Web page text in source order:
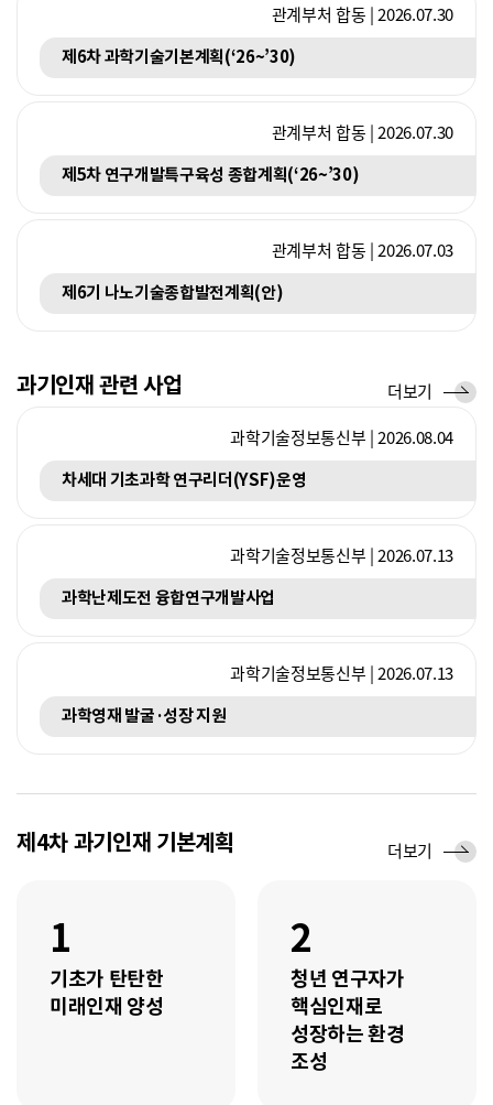
관계부처 합동 | 2026.07.30
제6차 과학기술기본계획(‘26~’30)
관계부처 합동 | 2026.07.30
제5차 연구개발특구육성 종합계획(‘26~’30)
관계부처 합동 | 2026.07.03
제6기 나노기술종합발전계획(안)
과기인재 관련 사업
과학기술정보통신부 | 2026.08.04
차세대 기초과학 연구리더(YSF)운영
과학기술정보통신부 | 2026.07.13
과학난제도전 융합연구개발사업
과학기술정보통신부 | 2026.07.13
과학영재 발굴·성장 지원
사
더보기
제4차 과기인재 기본계획
1
기초가 탄탄한
미래인재 양성
2
청년 연구자가
핵심인재로
성장하는 환경
조성
세
제
더보기